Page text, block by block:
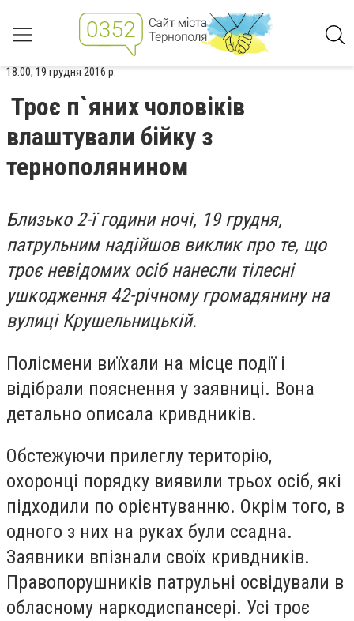
18:00, 19 грудня 2016 р.
Троє п`яних чоловіків
влаштували бійку з
тернополянином
Близько 2-ї години ночі, 19 грудня,
патрульним надійшов виклик про те, що
троє невідомих осіб нанесли тілесні
ушкодження 42-річному громадянину на
вулиці Крушельницькій.
Полісмени виїхали на місце події і
відібрали пояснення у заявниці. Вона
детально описала кривдників.
Обстежуючи прилеглу територію,
охоронці порядку виявили трьох осіб, які
підходили по орієнтуванню. Окрім того, в
одного з них на руках були ссадна.
Заявники впізнали своїх кривдників.
Правопорушників патрульні освідували в
обласному наркодиспансері. Усі троє